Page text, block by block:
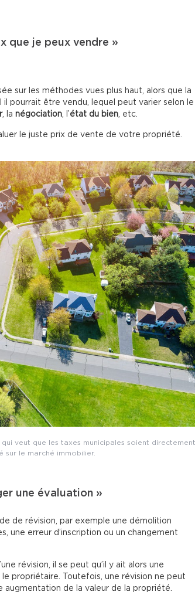
que je peux vendre »
sur les méthodes vues plus haut, alors que la
il pourrait être vendu, lequel peut varier selon le
, la négociation , l’état du bien , etc.
le juste prix de vente de votre propriété.
veut que les taxes municipales soient
sur le marché immobilier.
une évaluation »
de révision, par exemple une démolition
une erreur d’inscription ou un changement
révision, il se peut qu’il y ait alors une
propriétaire. Toutefois, une révision ne peut
augmentation de la valeur de la propriété.